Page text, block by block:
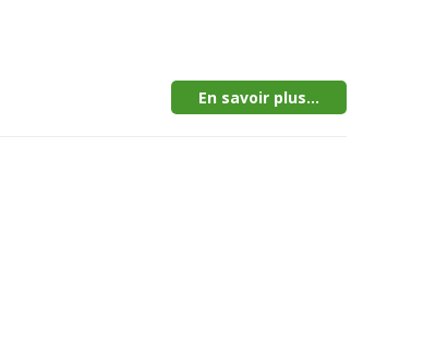
En savoir plus...